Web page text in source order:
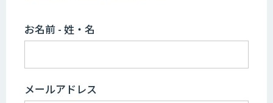
お名前 - 姓・名
メールアドレス